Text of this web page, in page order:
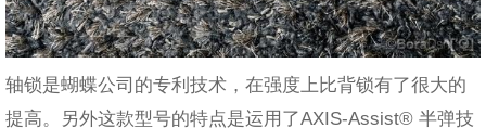
轴锁是蝴蝶公司的专利技术，在强度上比背锁有了很大的
提高。另外这款型号的特点是运用了AXIS-Assist® 半弹技